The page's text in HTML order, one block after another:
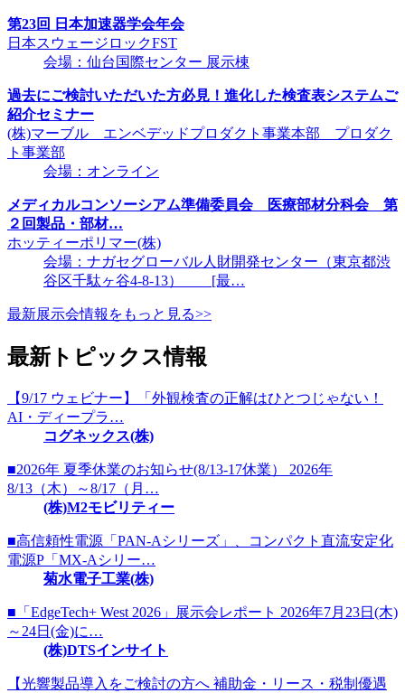
第23回 日本加速器学会年会
日本スウェージロックFST
会場：仙台国際センター 展示棟
過去にご検討いただいた方必見！進化した検査表システムご
紹介セミナー
(株)マーブル エンベデッドプロダクト事業本部 プロダク
ト事業部
会場：オンライン
メディカルコンソーシアム準備委員会 医療部材分科会 第
２回製品・部材…
ホッティーポリマー(株)
会場：ナガセグローバル人財開発センター（東京都渋
谷区千駄ヶ谷4-8-13） [最…
最新展示会情報をもっと見る>>
最新トピックス情報
【9/17 ウェビナー】「外観検査の正解はひとつじゃない！
AI・ディープラ…
コグネックス(株)
■2026年 夏季休業のお知らせ(8/13-17休業） 2026年
8/13（木）～8/17（月…
(株)M2モビリティー
■高信頼性電源「PAN-Aシリーズ」、コンパクト直流安定化
電源P「MX-Aシリー…
菊水電子工業(株)
■「EdgeTech+ West 2026」展示会レポート 2026年7月23日(木)
～24日(金)に…
(株)DTSインサイト
【光響製品導入をご検討の方へ 補助金・リース・税制優遇